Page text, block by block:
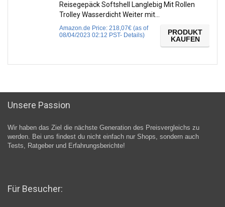
Reisegepäck Softshell Langlebig Mit Rollen
Trolley Wasserdicht Weiter mit…
Amazon.de Price: 218,07€ (as of
08/04/2023 02:12 PST- Details)
PRODUKT
KAUFEN
Unsere Passion
Wir haben das Ziel die nächste Generation des Preisvergleichs zu
werden. Bei uns findest du nicht einfach nur Shops, sondern auch
Tests, Ratgeber und Erfahrungsberichte!
Für Besucher: